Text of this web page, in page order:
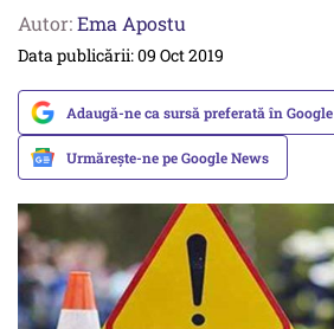
Autor:Ema Apostu
Data publicării: 09 Oct 2019
Adaugă-ne ca sursă preferată în Google
Urmărește-ne pe Google News